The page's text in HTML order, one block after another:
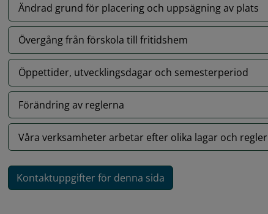
Ändrad grund för placering och uppsägning av plats
Övergång från förskola till fritidshem
Öppettider, utvecklingsdagar och semesterperiod
Förändring av reglerna
Våra verksamheter arbetar efter olika lagar och regler
Kontaktuppgifter för denna sida